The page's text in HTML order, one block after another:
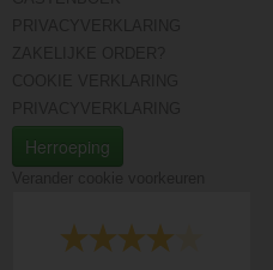
Herroeping